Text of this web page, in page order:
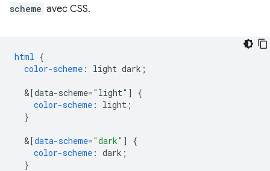
scheme avec CSS.
html {
color-scheme : light dark ;
&[data-scheme="light"]
{
color-scheme : light ;
}
&[data-scheme="dark" ]
{
color-scheme : dark ;
}